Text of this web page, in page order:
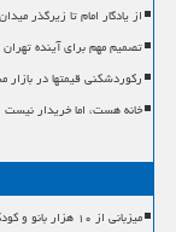
از یادگار امام تا زیرگذر
تصمیم مهم برای آینده تهران
رکوردشکنی قیمتها در بازار
خانه هست، اما خریدار نیست
میزبانی از ۱۰ هزار بانو و کودک زائر کارنامه جامع خدمات قرارگاه زینبیه